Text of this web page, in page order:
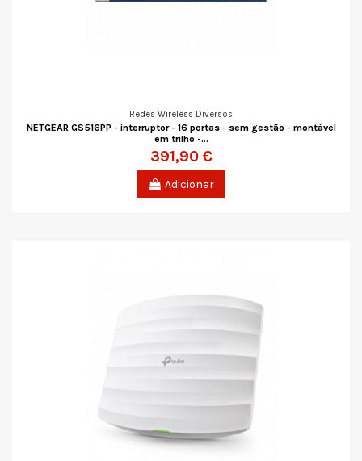
Redes Wireless Diversos
NETGEAR GS516PP - interruptor - 16 portas - sem gestão - montável
em trilho -...
391,90 €
Adicionar